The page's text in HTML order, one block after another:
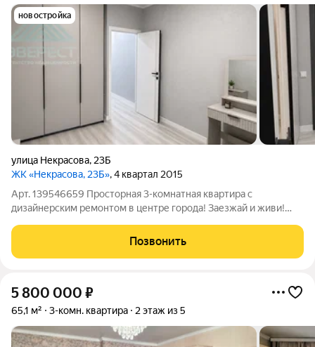
новостройка
улица Некрасова, 23Б
ЖК «Некрасова, 23Б», 4 квартал 2015
Арт. 139546659 Просторная 3-комнатная квартира с
дизайнерским ремонтом в центре города! Заезжай и живи!
постройки, где уже всё продумано для комфортной жизни.
Благодаря удачной перепланировке
Позвонить
5 800 000 ₽
65,1 м² 3-комн. квартира 2 этаж из 5